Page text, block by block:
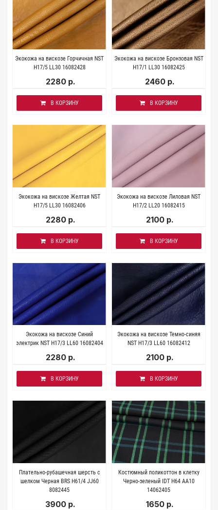
Экокожа на вискозе Горчичная NST
H17/5 LL30 16082428
2280 р.
В КОРЗИНУ
Экокожа на вискозе Бронзовая NST
H17/1 LL30 16082425
2460 р.
В КОРЗИНУ
Экокожа на вискозе Желтая NST
H17/5 LL30 16082406
2280 р.
В КОРЗИНУ
Экокожа на вискозе Лиловая NST
H17/2 LL20 16082415
2100 р.
В КОРЗИНУ
Экокожа на вискозе Синий
электрик NST H17/3 LL60 16082404
2280 р.
В КОРЗИНУ
Экокожа на вискозе Темно-синяя
NST H17/3 LL60 16082412
2100 р.
В КОРЗИНУ
Плательно-рубашечная шерсть с
шелком Черная BRS H61/4 JJ60
8082445
3900 р.
Костюмный поликоттон в клетку
Черно-зеленый IDT H64 AA10
14062405
1650 р.